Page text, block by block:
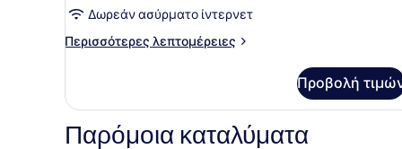
Δωρεάν ασύρματο ίντερνετ
Περισσότερες λεπτομέρειες
Περισσότερες
Classic
Προβολή
Παρόμοια καταλύματα